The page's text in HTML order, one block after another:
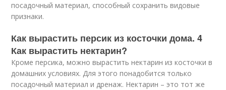
посадочный материал, способный сохранить видовые
признаки.
Как вырастить персик из косточки дома. 4
Как вырастить нектарин?
Кроме персика, можно вырастить нектарин из косточки в
домашних условиях. Для этого понадобится только
посадочный материал и дренаж. Нектарин – это тот же